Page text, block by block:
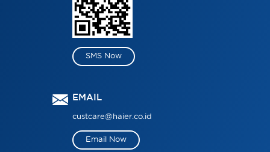
SMS Now
EMAIL
custcare@haier.co.id
Email Now